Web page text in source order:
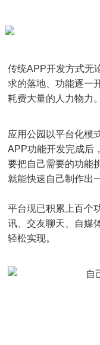
传统APP开发方式无
求的落地、功能逐一
耗费大量的人力物力。
应用公园以平台化模
APP功能开发完成后
要把自己需要的功能
就能快速自己制作出
平台现已积累上百个
讯、交友聊天、自媒
轻松实现。